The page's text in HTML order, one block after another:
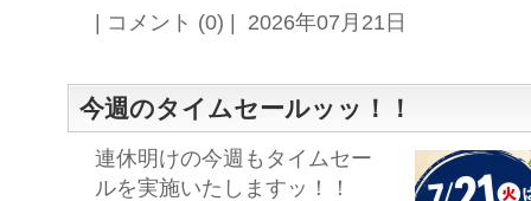
| コメント (0) | 2026年07月21日
今週のタイムセールッッ！！
連休明けの今週もタイムセー
ルを実施いたしますッ！！